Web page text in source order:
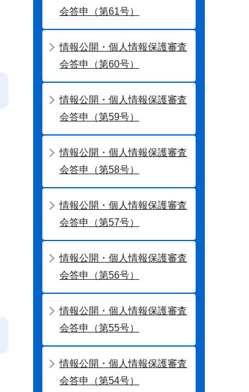
会答申（第61号）
情報公開・個人情報保護審査
会答申（第60号）
情報公開・個人情報保護審査
会答申（第59号）
情報公開・個人情報保護審査
会答申（第58号）
情報公開・個人情報保護審査
会答申（第57号）
情報公開・個人情報保護審査
会答申（第56号）
情報公開・個人情報保護審査
会答申（第55号）
情報公開・個人情報保護審査
会答申（第54号）